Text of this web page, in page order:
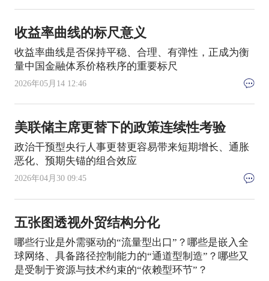
收益率曲线的标尺意义
收益率曲线是否保持平稳、合理、有弹性，正成为衡
量中国金融体系价格秩序的重要标尺
2026年05月14 12:46
美联储主席更替下的政策连续性考验
政治干预型央行人事更替更容易带来短期增长、通胀
恶化、预期失锚的组合效应
2026年04月30 09:45
五张图透视外贸结构分化
哪些行业是外需驱动的“流量型出口”？哪些是嵌入全
球网络、具备路径控制能力的“通道型制造”？哪些又
是受制于资源与技术约束的“依赖型环节”？